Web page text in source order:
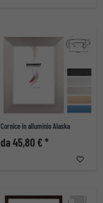
Cornice in alluminio Alaska
da 45,80 € *